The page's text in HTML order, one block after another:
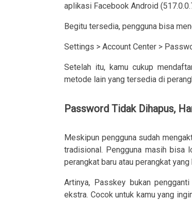
aplikasi Facebook Android
Begitu tersedia, pengguna bisa
Settings > Account Center >
Setelah itu, kamu cukup
metode lain yang tersedia di
Password Tidak Dihapus,
Meskipun pengguna sudah
tradisional. Pengguna masih bisa
perangkat baru atau perangkat
Artinya, Passkey bukan
ekstra. Cocok untuk kamu yang